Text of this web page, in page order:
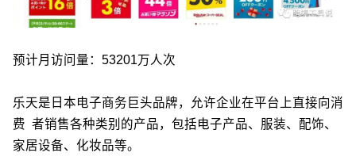
预计月访问量：53201万人次
乐天是日本电子商务巨头品牌，允许企业在平台上直接向消
费 者销售各种类别的产品，包括电子产品、服装、配饰、
家居设备、化妆品等。